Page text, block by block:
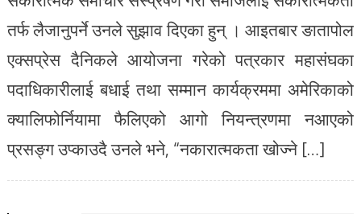
तर्फ लैजानुपर्ने उनले सुझाव दिएका हुन् । आइतबार ङातापोल
एक्सप्रेस दैनिकले आयोजना गरेको पत्रकार महासंघका
पदाधिकारीलाई बधाई तथा सम्मान कार्यक्रममा अमेरिकाको
क्यालिफोर्नियामा फैलिएको आगो नियन्त्रणमा नआएको
प्रसङ्ग उप्काउदै उनले भने, “नकारात्मकता खोज्ने […]